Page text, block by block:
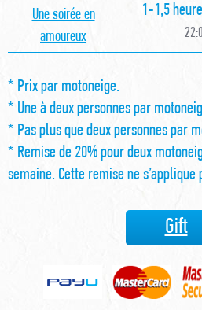
Une soirée en
amoureux
1-1,5 heure
* Prix par motoneige.
* Une à deux personnes par
* Pas plus que deux personnes par
* Remise de 20% pour deux
semaine. Cette remise ne s’applique
Gift